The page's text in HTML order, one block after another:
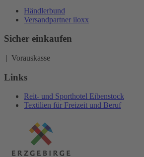
Händlerbund
Versandpartner iloxx
Sicher einkaufen
| Vorauskasse
Links
Reit- und Sporthotel Eibenstock
Textilien für Freizeit und Beruf